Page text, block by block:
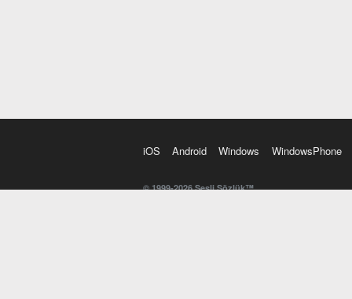
iOS Android Windows WindowsPhone
© 1999-2026 Sesli Sözlük™